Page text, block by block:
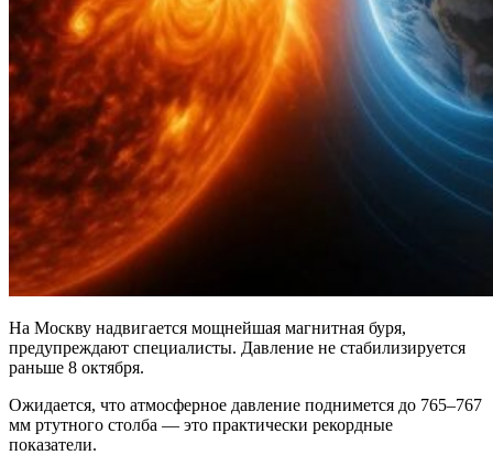
На Москву надвигается мощнейшая магнитная буря,
предупреждают специалисты. Давление не стабилизируется
раньше 8 октября.
Ожидается, что атмосферное давление поднимется до 765–767
мм ртутного столба — это практически рекордные
показатели.